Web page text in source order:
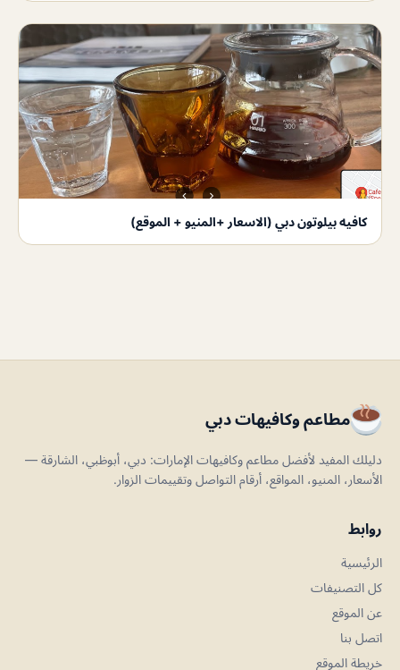
كافيه بيلوتون دبي (الاسعار +المنيو + الموقع)
مطاعم وكافيهات دبي
دليلك المفيد لأفضل مطاعم وكافيهات الإمارات: دبي، أبوظبي، الشارقة —
الأسعار، المنيو، المواقع، أرقام التواصل وتقييمات الزوار.
روابط
الرئيسية
كل التصنيفات
عن الموقع
اتصل بنا
خريطة الموقع